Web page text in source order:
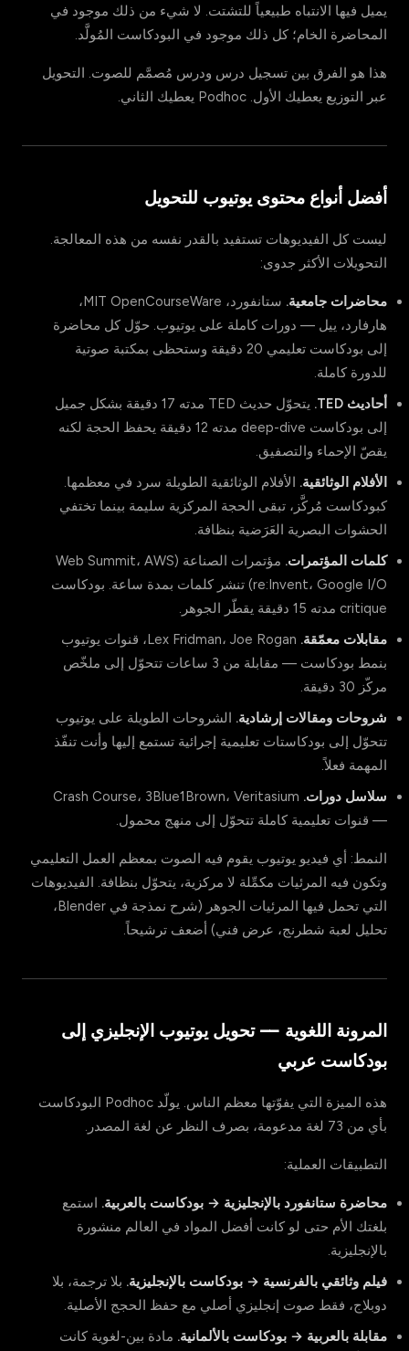
يميل فيها الانتباه طبيعياً للتشتت. لا شيء من ذلك موجود في
المحاضرة الخام؛ كل ذلك موجود في البودكاست المُولَّد.
هذا هو الفرق بين تسجيل درس ودرس مُصمَّم للصوت. التحويل
عبر التوزيع يعطيك الأول. Podhoc يعطيك الثاني.
أفضل أنواع محتوى يوتيوب للتحويل
ليست كل الفيديوهات تستفيد بالقدر نفسه من هذه المعالجة.
التحويلات الأكثر جدوى:
محاضرات جامعية.
ستانفورد، MIT OpenCourseWare،
هارفارد، ييل — دورات كاملة على يوتيوب. حوّل كل محاضرة
إلى بودكاست تعليمي 20 دقيقة وستحظى بمكتبة صوتية
للدورة كاملة.
أحاديث TED.
يتحوّل حديث TED مدته 17 دقيقة بشكل جميل
إلى بودكاست deep-dive مدته 12 دقيقة يحفظ الحجة لكنه
يقصّ الإحماء والتصفيق.
الأفلام الوثائقية. الأفلام الوثائقية الطويلة سرد في معظمها.
كبودكاست مُركَّز، تبقى الحجة المركزية سليمة بينما تختفي
الحشوات البصرية العَرَضية بنظافة.
كلمات المؤتمرات.
مؤتمرات الصناعة (Web Summit، AWS
re:Invent، Google I/O) تنشر كلمات بمدة ساعة. بودكاست
critique مدته 15 دقيقة يقطّر الجوهر.
مقابلات معمّقة.
Lex Fridman، Joe Rogan، قنوات يوتيوب
بنمط بودكاست — مقابلة من 3 ساعات تتحوّل إلى ملخّص
مركّز 30 دقيقة.
شروحات ومقالات إرشادية. الشروحات الطويلة على يوتيوب
تتحوّل إلى بودكاستات تعليمية إجرائية تستمع إليها وأنت تنفّذ
المهمة فعلاً.
سلاسل دورات. Crash Course، 3Blue1Brown، Veritasium
— قنوات تعليمية كاملة تتحوّل إلى منهج محمول.
النمط: أي فيديو يوتيوب يقوم فيه الصوت بمعظم العمل التعليمي
وتكون فيه المرئيات مكمِّلة لا مركزية، يتحوّل بنظافة. الفيديوهات
التي تحمل فيها المرئيات الجوهر (شرح نمذجة في Blender،
تحليل لعبة شطرنج، عرض فني) أضعف ترشيحاً.
المرونة اللغوية — تحويل يوتيوب الإنجليزي إلى
بودكاست عربي
هذه الميزة التي يفوّتها معظم الناس. يولّد Podhoc البودكاست
بأي من 73 لغة مدعومة، بصرف النظر عن لغة المصدر.
التطبيقات العملية:
محاضرة ستانفورد بالإنجليزية → بودكاست بالعربية. استمع
بلغتك الأم حتى لو كانت أفضل المواد في العالم منشورة
بالإنجليزية.
فيلم وثائقي بالفرنسية → بودكاست بالإنجليزية. بلا ترجمة، بلا
دوبلاج، فقط صوت إنجليزي أصلي مع حفظ الحجج الأصلية.
مقابلة بالعربية → بودكاست بالألمانية. مادة بين-لغوية كانت